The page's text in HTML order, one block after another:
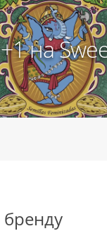
на